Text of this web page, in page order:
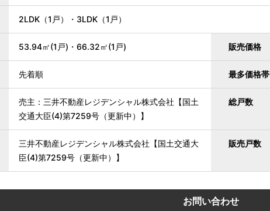
2LDK（1戸）・3LDK（1戸）
53.94㎡(1戸)・66.32㎡(1戸) 販売価格
先着順 最多価格帯
売主：三井不動産レジデンシャル株式会社【国土
交通大臣(4)第7259号（更新中）】
総戸数
三井不動産レジデンシャル株式会社【国土交通大
臣(4)第7259号（更新中）】
販売戸数
お問い合わせ